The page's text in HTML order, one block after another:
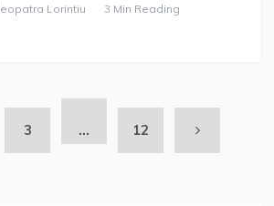
Lorintiu 3 Min Reading
3 … 12